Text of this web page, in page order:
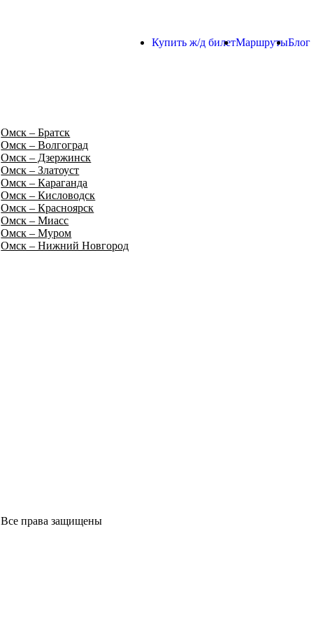
Купить ж/д билетМаршрутыБлог
Омск – Братск
Омск – Волгоград
Омск – Дзержинск
Омск – Златоуст
Омск – Караганда
Омск – Кисловодск
Омск – Красноярск
Омск – Миасс
Омск – Муром
Омск – Нижний Новгород
Все права защищены